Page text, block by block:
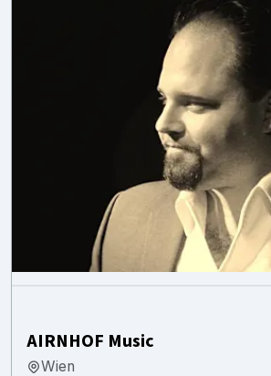
AIRNHOF Music
Wien